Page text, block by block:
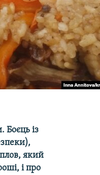
Боєць із
плов, який
і про